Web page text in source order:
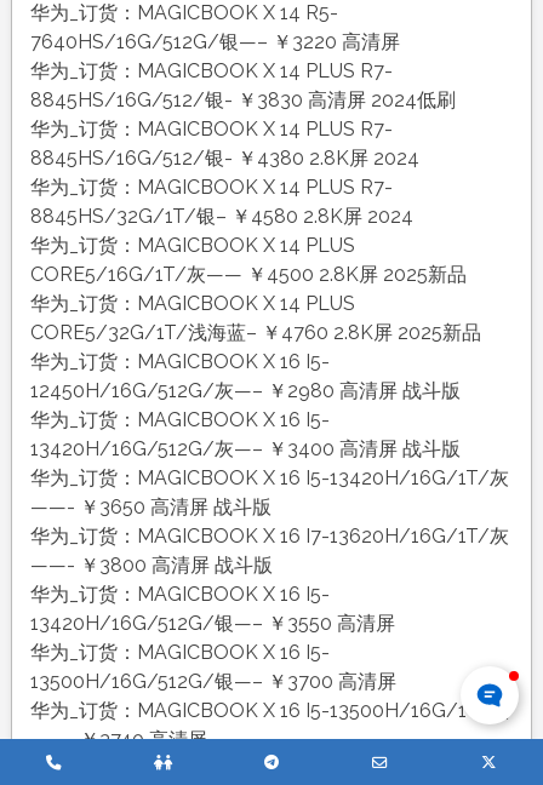
华为_订货：MAGICBOOK X 14 R5-
7640HS/16G/512G/银—– ￥3220 高清屏
华为_订货：MAGICBOOK X 14 PLUS R7-
8845HS/16G/512/银- ￥3830 高清屏 2024低刷
华为_订货：MAGICBOOK X 14 PLUS R7-
8845HS/16G/512/银- ￥4380 2.8K屏 2024
华为_订货：MAGICBOOK X 14 PLUS R7-
8845HS/32G/1T/银– ￥4580 2.8K屏 2024
华为_订货：MAGICBOOK X 14 PLUS
CORE5/16G/1T/灰—— ￥4500 2.8K屏 2025新品
华为_订货：MAGICBOOK X 14 PLUS
CORE5/32G/1T/浅海蓝– ￥4760 2.8K屏 2025新品
华为_订货：MAGICBOOK X 16 I5-
12450H/16G/512G/灰—– ￥2980 高清屏 战斗版
华为_订货：MAGICBOOK X 16 I5-
13420H/16G/512G/灰—– ￥3400 高清屏 战斗版
华为_订货：MAGICBOOK X 16 I5-13420H/16G/1T/灰
——- ￥3650 高清屏 战斗版
华为_订货：MAGICBOOK X 16 I7-13620H/16G/1T/灰
——- ￥3800 高清屏 战斗版
华为_订货：MAGICBOOK X 16 I5-
13420H/16G/512G/银—– ￥3550 高清屏
华为_订货：MAGICBOOK X 16 I5-
13500H/16G/512G/银—– ￥3700 高清屏
华为_订货：MAGICBOOK X 16 I5-13500H/16G/1T/银
——- ￥3740 高清屏
华为_订货：MAGICBOOK X 16 R5-
QQ